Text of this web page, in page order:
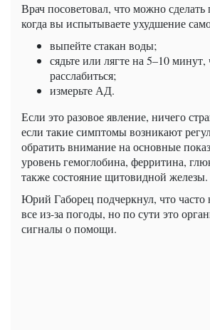
Врач посоветовал, что можно сделать
когда вы испытываете ухудшение
выпейте стакан воды;
сядьте или лягте на 5–10
расслабиться;
измерьте АД.
Если это разовое явление, ничего
если такие симптомы возникают
обратить внимание на основные
уровень гемоглобина, ферритина,
также состояние щитовидной железы.
Юрий Габорец подчеркнул, что часто
все из-за погоды, но по сути это
сигналы о помощи.